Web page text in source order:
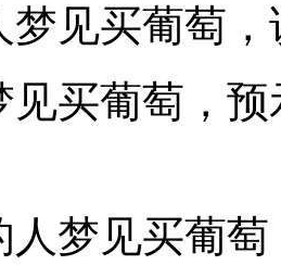
梦见买葡萄
见买葡萄，
人梦见买葡